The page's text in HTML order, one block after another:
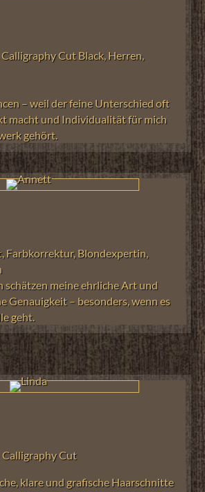
Calligraphy Cut Black, Herren,
– weil der feine Unterschied oft
macht und Individualität für mich
gehört.
Farbkorrektur, Blondexpertin,
schätzen meine ehrliche Art und
Genauigkeit – besonders, wenn es
geht.
Cut
klare und grafische Haarschnitte